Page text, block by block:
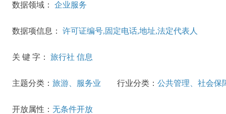
数据领域： 企业服务
数据项信息： 许可证编号,固定电话,地址,法定代表人
关 键 字： 旅行社 信息
主题分类： 旅游、服务业 行业分类： 公共管理、社会保
开放属性： 无条件开放